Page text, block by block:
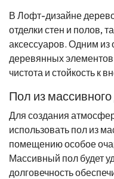
В Лофт-дизайне
отделки стен и полов,
аксессуаров. Одним
деревянных элементов
чистота и стойкость к
Пол из
Для создания
использовать пол из
помещению особое
Массивный пол будет
долговечность